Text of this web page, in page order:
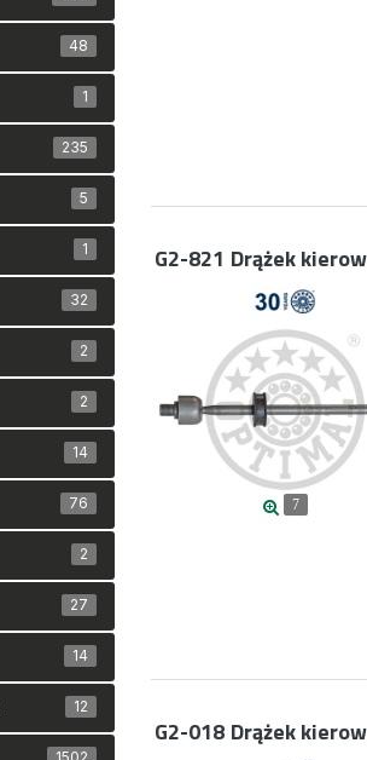
G2-821 Drążek
7
G2-018 Drążek
48
1
235
5
1
32
2
2
14
76
2
27
14
12